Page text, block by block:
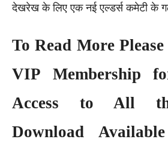
देखरेख के लिए एक नई एल्डर्स कमेटी के
To Read More
VIP Membership
Access to All
Download